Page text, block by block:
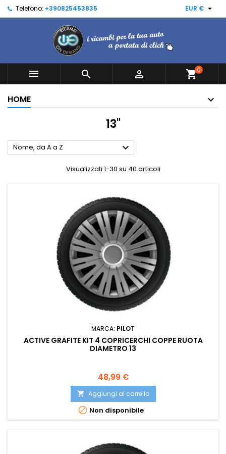
Telefono: +390825453835 EUR € 
   shopping_cart0
HOME
13"
Nome, da A a Z 
Visualizzati 1-30 su 40 articoli
MARCA: PILOT
ACTIVE GRAFITE KIT 4 COPRICERCHI COPPE RUOTA
DIAMETRO 13
Prezzo
48,99 €
 Aggiungi al carrello
 Non disponibile